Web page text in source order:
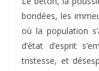
bondées, les
où la population
d’état d’esprit
tristesse, et